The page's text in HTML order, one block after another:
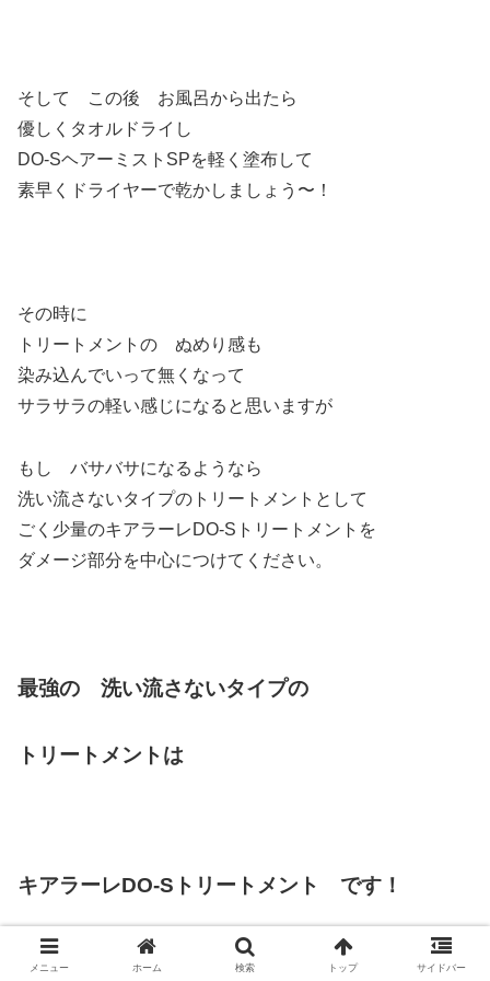
そして この後 お風呂から出たら
優しくタオルドライし
DO-SヘアーミストSPを軽く塗布して
素早くドライヤーで乾かしましょう〜！
その時に
トリートメントの ぬめり感も
染み込んでいって無くなって
サラサラの軽い感じになると思いますが
もし バサバサになるようなら
洗い流さないタイプのトリートメントとして
ごく少量のキアラーレDO-Sトリートメントを
ダメージ部分を中心につけてください。
最強の 洗い流さないタイプの
トリートメントは
キアラーレDO-Sトリートメント です！
メニュー ホーム 検索 トップ サイドバー